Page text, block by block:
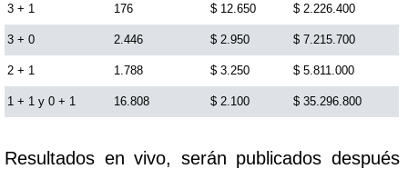
Cafeterito Noche
Caribeña Día
3 + 1 176 $ 12.650 $ 2.226.400
3 + 0 2.446 $ 2.950 $ 7.215.700
2 + 1 1.788 $ 3.250 $ 5.811.000
1 + 1 y 0 + 1 16.808 $ 2.100 $ 35.296.800
Resultados en vivo, serán publicados después